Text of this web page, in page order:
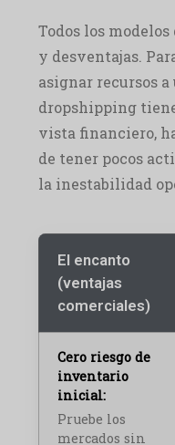
Todos los
y desventajas.
asignar recursos a
dropshipping
vista financiero,
de tener pocos
la inestabilidad
El encanto
(ventajas
comerciales)
Cero riesgo de
inventario
inicial:
Pruebe los
mercados sin